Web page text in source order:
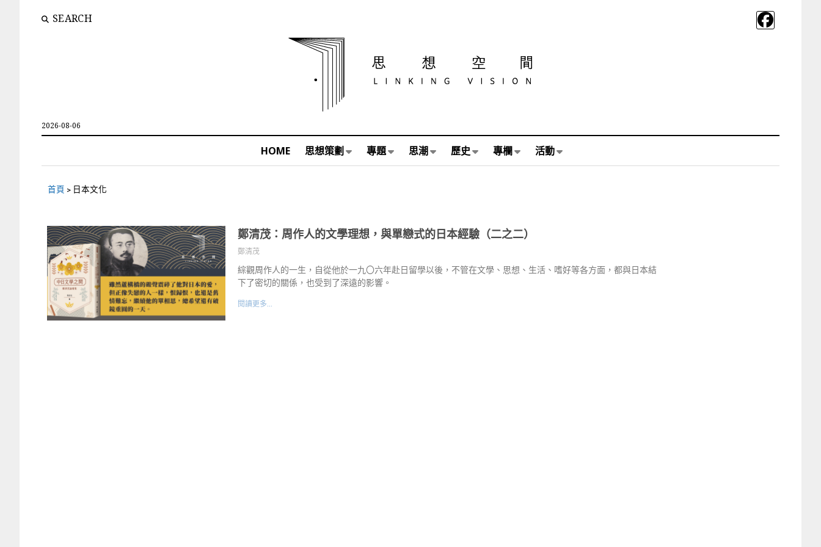
SEARCH
2026-08-06
HOME 思想策劃 專題 思潮 歷史 專欄 活動
首頁 > 日本文化
鄭清茂：周作人的文學理想，與單戀式的日本經驗（二之二）
鄭清茂
綜觀周作人的一生，自從他於一九〇六年赴日留學以後，不管在文學、思想、生活、嗜好等各方面，都與日本結
下了密切的關係，也受到了深遠的影響。
閱讀更多...